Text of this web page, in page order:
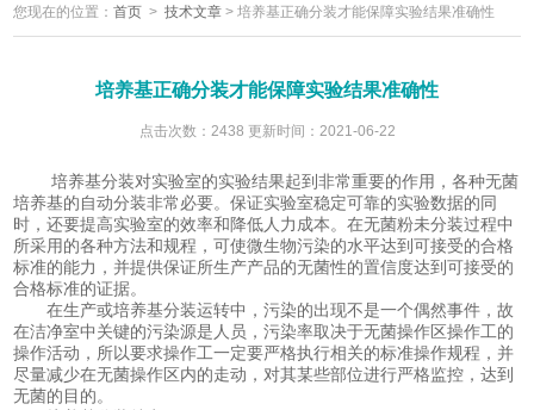
您现在的位置：首页 >技术文章 >培养基正确分装才能保障实验结果准确性
培养基正确分装才能保障实验结果准确性
点击次数：2438 更新时间：2021-06-22
培养基分装对实验室的实验结果起到非常重要的作用，各种无菌
培养基的自动分装非常必要。保证实验室稳定可靠的实验数据的同
时，还要提高实验室的效率和降低人力成本。在无菌粉未分装过程中
所采用的各种方法和规程，可使微生物污染的水平达到可接受的合格
标准的能力，并提供保证所生产产品的无菌性的置信度达到可接受的
合格标准的证据。
在生产或培养基分装运转中，污染的出现不是一个偶然事件，故
在洁净室中关键的污染源是人员，污染率取决于无菌操作区操作工的
操作活动，所以要求操作工一定要严格执行相关的标准操作规程，并
尽量减少在无菌操作区内的走动，对其某些部位进行严格监控，达到
无菌的目的。